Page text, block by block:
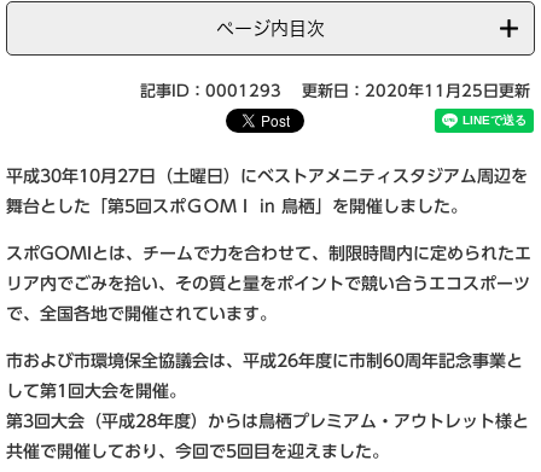
ページ内目次
記事ID：0001293 更新日：2020年11月25日更新
平成30年10月27日（土曜日）にベストアメニティスタジアム周辺を
舞台とした「第5回スポＧＯＭＩ in 鳥栖」を開催しました。
スポGOMIとは、チームで力を合わせて、制限時間内に定められたエ
リア内でごみを拾い、その質と量をポイントで競い合うエコスポーツ
で、全国各地で開催されています。
市および市環境保全協議会は、平成26年度に市制60周年記念事業と
して第1回大会を開催。
第3回大会（平成28年度）からは鳥栖プレミアム・アウトレット様と
共催で開催しており、今回で5回目を迎えました。